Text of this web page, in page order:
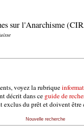
sur l'Anarchisme
voyez la rubrique
décrit dans ce guide de
exclus du prêt et doivent être
Nouvelle recherche